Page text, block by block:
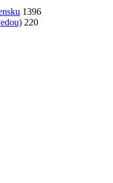
1396
220